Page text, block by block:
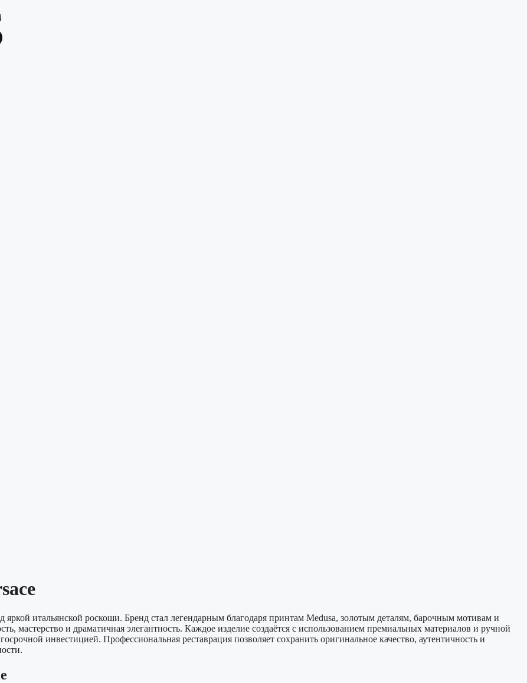
итальянской роскоши. Бренд стал легендарным благодаря принтам Medusa, золотым деталям, барочным мотивам и
мастерство и драматичная элегантность. Каждое изделие создаётся с использованием премиальных материалов и ручной
инвестицией. Профессиональная реставрация позволяет сохранить оригинальное качество, аутентичность и